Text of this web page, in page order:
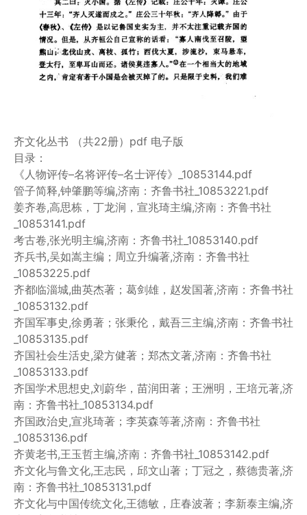
齐文化丛书 （共22册）pdf 电子版
目录：
《人物评传–名将评传–名士评传》_10853144.pdf
管子简释,钟肇鹏等编,济南：齐鲁书社_10853221.pdf
姜齐卷,高思栋，丁龙涧，宣兆琦主编,济南：齐鲁书社
_10853141.pdf
考古卷,张光明主编,济南：齐鲁书社_10853140.pdf
齐兵书,吴如嵩主编；周立升编著,济南：齐鲁书社
_10853225.pdf
齐都临淄城,曲英杰著；葛剑雄，赵发国著,济南：齐鲁书社
_10853132.pdf
齐国军事史,徐勇著；张秉伦，戴吾三主编,济南：齐鲁书社
_10853135.pdf
齐国社会生活史,梁方健著；郑杰文著,济南：齐鲁书社
_10853133.pdf
齐国学术思想史,刘蔚华，苗润田著；王洲明，王培元著,济
南：齐鲁书社_10853134.pdf
齐国政治史,宣兆琦著；李英森等著,济南：齐鲁书社
_10853136.pdf
齐黄老书,王玉哲主编,济南：齐鲁书社_10853142.pdf
齐文化与鲁文化,王志民，邱文山著；丁冠之，蔡德贵著,济
南：齐鲁书社_10853131.pdf
齐文化与中国传统文化,王德敏，庄春波著；李新泰主编,济